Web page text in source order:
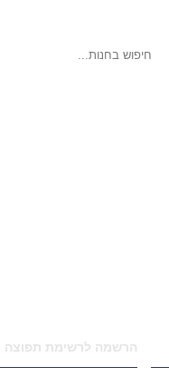
הרשמה לרשימת תפוצה